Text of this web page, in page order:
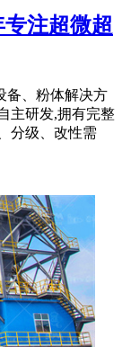
注超微超
备、粉体解决方
主研发,拥有完整
分级、改性需